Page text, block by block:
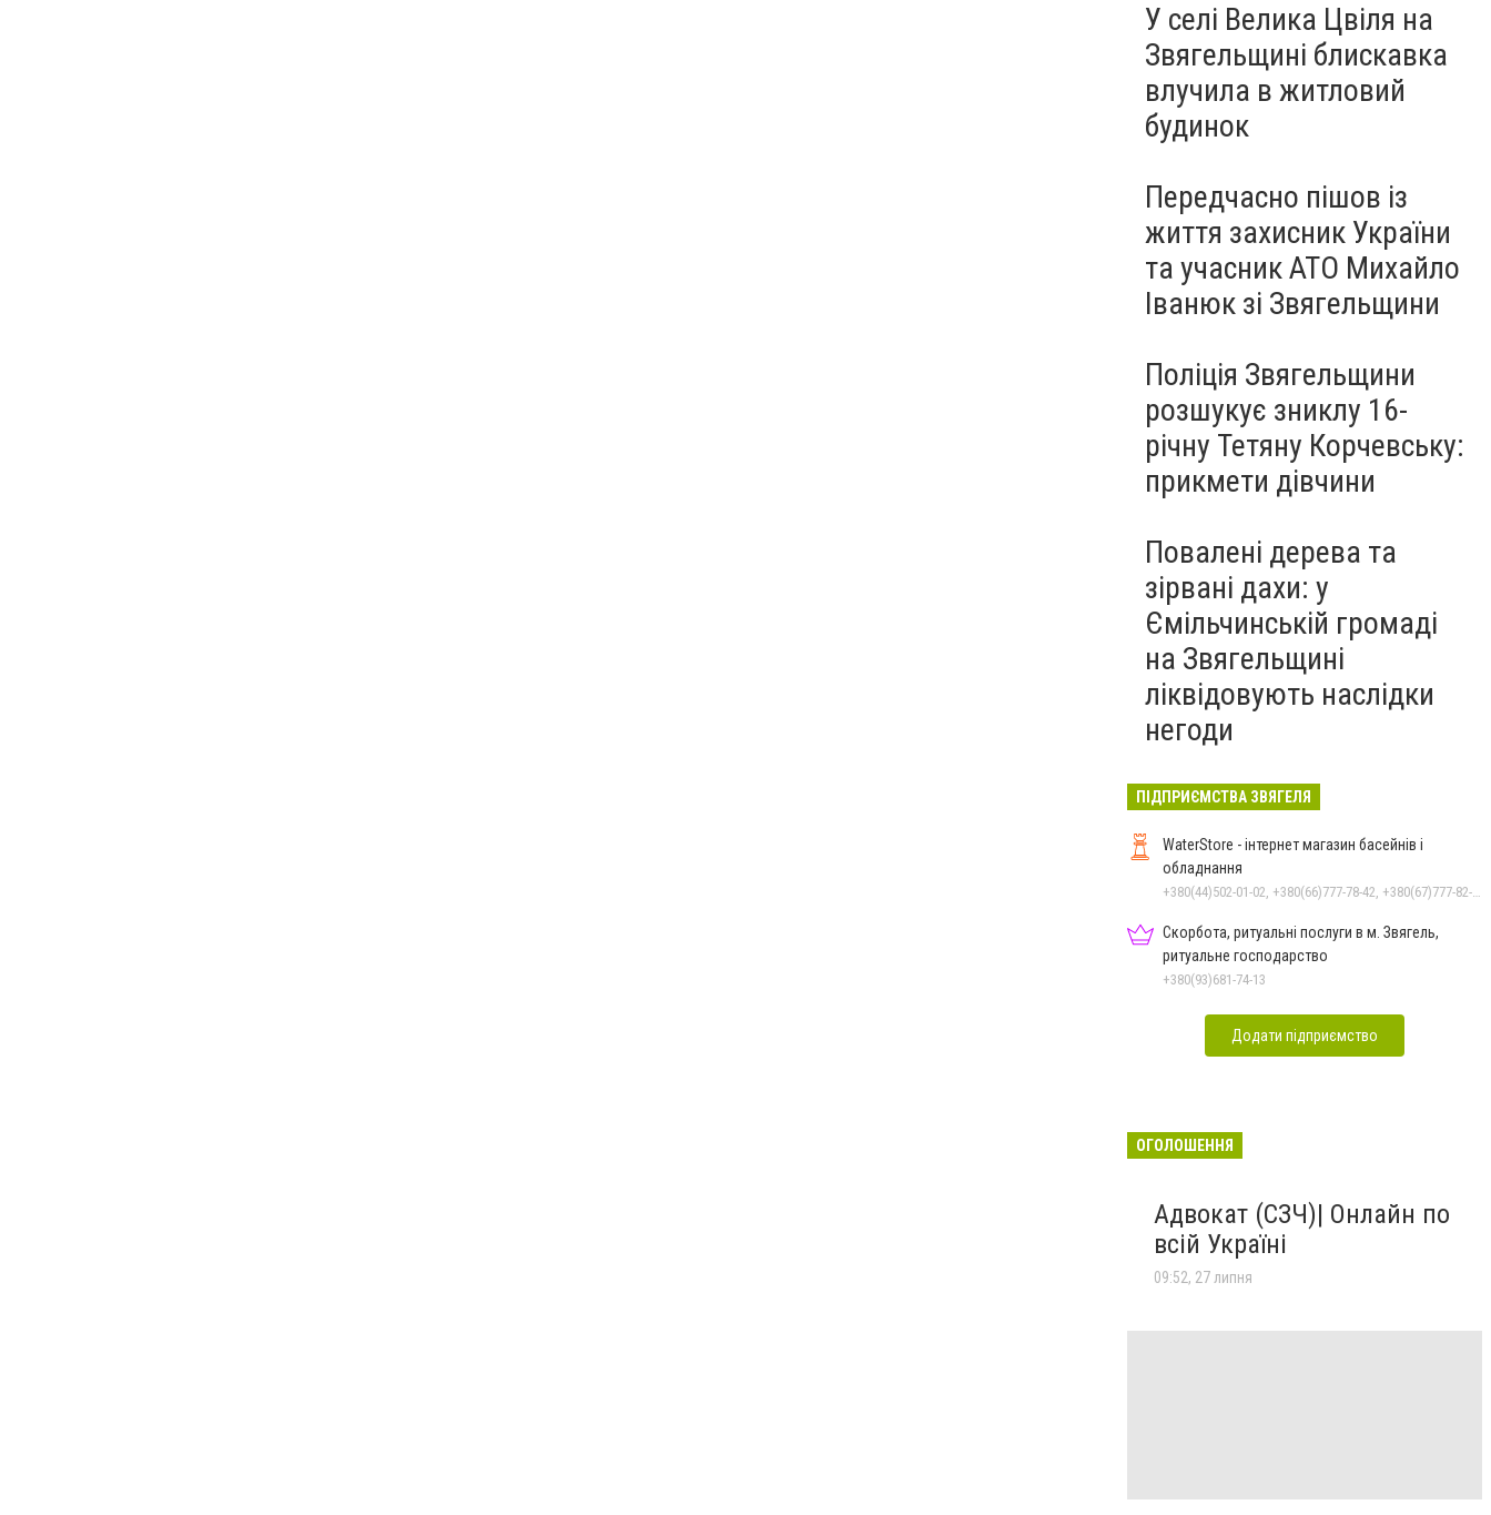
У селі Велика Цвіля на
Звягельщині блискавка
влучила в житловий
будинок
Передчасно пішов із
життя захисник України
та учасник АТО Михайло
Іванюк зі Звягельщини
Поліція Звягельщини
розшукує зниклу 16-
річну Тетяну Корчевську:
прикмети дівчини
Повалені дерева та
зірвані дахи: у
Ємільчинській громаді
на Звягельщині
ліквідовують наслідки
негоди
ПІДПРИЄМСТВА ЗВЯГЕЛЯ
WaterStore - інтернет магазин басейнів і
обладнання
+380(44)502-01-02, +380(66)777-78-42, +380(67)777-82-19, +380(67)890-80-80, +380(73)890-80-80, +380(44)502-01-03
Скорбота, ритуальні послуги в м. Звягель,
ритуальне господарство
+380(93)681-74-13
Додати підприємство
ОГОЛОШЕННЯ
Адвокат (СЗЧ)| Онлайн по
всій Україні
09:52, 27 липня